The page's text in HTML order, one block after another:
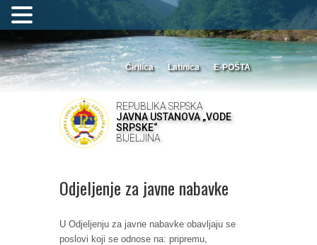
Ćirilica Latinica E-POŠTA
REPUBLIKA SRPSKA
JAVNA USTANOVA „VODE
SRPSKE“
BIJELJINA
Odjeljenje za javne nabavke
U Odjeljenju za javne nabavke obavljaju se
poslovi koji se odnose na: pripremu,